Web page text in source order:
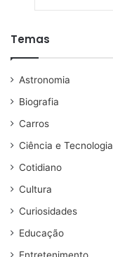
Temas
Astronomia
Biografia
Carros
Ciência e Tecnologia
Cotidiano
Cultura
Curiosidades
Educação
Entretenimento